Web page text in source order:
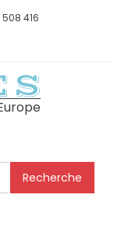
416
Recherche